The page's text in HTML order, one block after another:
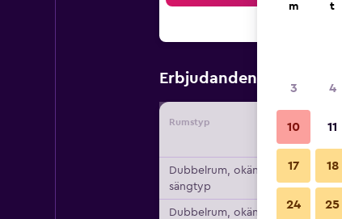
Erbjudanden från
Rumstyp
Dubbelrum, okänd
sängtyp
Dubbelrum, okänd
m t
3 4
10 11
17 18
24 25